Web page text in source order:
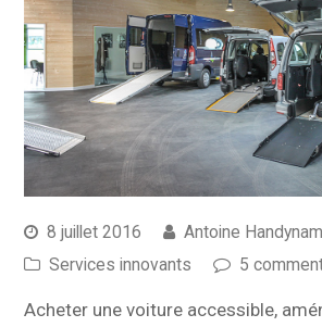
8 juillet 2016
Antoine
Services innovants
5
Acheter une voiture accessible,